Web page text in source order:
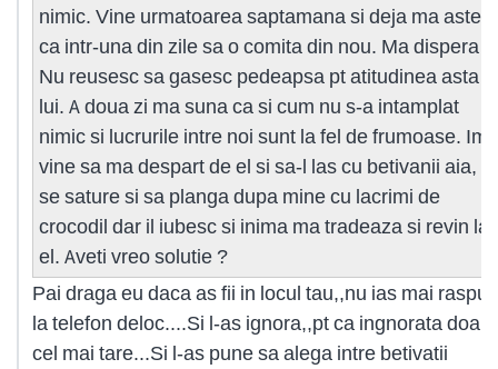
nimic. Vine urmatoarea saptamana si deja ma astept
ca intr-una din zile sa o comita din nou. Ma dispera !
Nu reusesc sa gasesc pedeapsa pt atitudinea asta a
lui. A doua zi ma suna ca si cum nu s-a intamplat
nimic si lucrurile intre noi sunt la fel de frumoase. Imi
vine sa ma despart de el si sa-l las cu betivanii aia,
se sature si sa planga dupa mine cu lacrimi de
crocodil dar il iubesc si inima ma tradeaza si revin la
el. Aveti vreo solutie ?
Pai draga eu daca as fii in locul tau,,nu ias mai
la telefon deloc....Si l-as ignora,,pt ca ingnorata doar
cel mai tare...Si l-as pune sa alega intre betivatii